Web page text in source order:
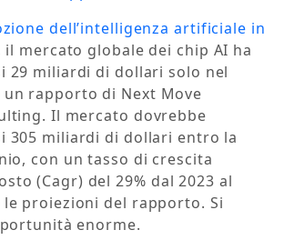
dell’intelligenza artificiale in
il mercato globale dei chip AI ha
29 miliardi di dollari solo nel
un rapporto di Next Move
Il mercato dovrebbe
305 miliardi di dollari entro la
con un tasso di crescita
(Cagr) del 29% dal 2023 al
le proiezioni del rapporto. Si
enorme.